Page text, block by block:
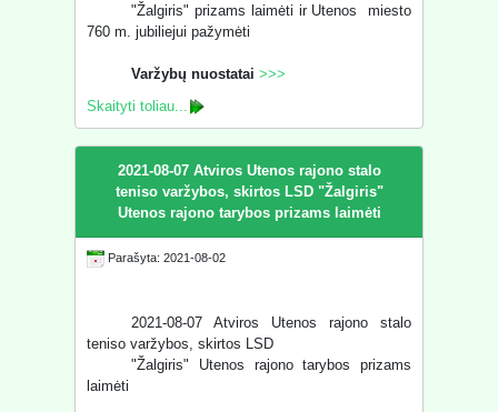
"Žalgiris" prizams laimėti ir Utenos miesto
760 m. jubiliejui pažymėti
Varžybų nuostatai >>>
Skaityti toliau...
2021-08-07 Atviros Utenos rajono stalo
teniso varžybos, skirtos LSD "Žalgiris"
Utenos rajono tarybos prizams laimėti
Parašyta: 2021-08-02
2021-08-07 Atviros Utenos rajono stalo
teniso varžybos, skirtos LSD
"Žalgiris" Utenos rajono tarybos prizams
laimėti